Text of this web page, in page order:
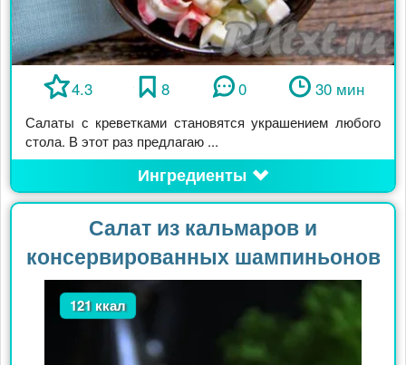
4.3 8 0 30 мин
Салаты с креветками становятся украшением любого
стола. В этот раз предлагаю ...
Ингредиенты
Салат из кальмаров и
консервированных шампиньонов
121 ккал